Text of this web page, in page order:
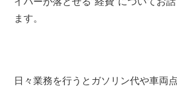
ます。
日々業務を行うとガソリン代や車両